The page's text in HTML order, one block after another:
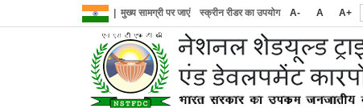
मुख्य सामग्री पर जाएं स्क्रीन रीडर का उपयोग A- A A+